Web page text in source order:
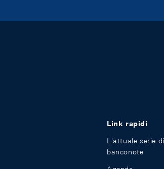
Link rapidi
L'attuale serie di
banconote